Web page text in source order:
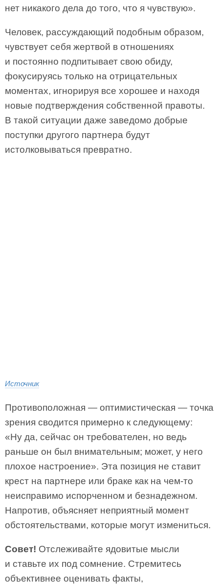
нет никакого дела до того, что я чувствую».
Человек, рассуждающий подобным образом,
чувствует себя жертвой в отношениях
и постоянно подпитывает свою обиду,
фокусируясь только на отрицательных
моментах, игнорируя все хорошее и находя
новые подтверждения собственной правоты.
В такой ситуации даже заведомо добрые
поступки другого партнера будут
истолковываться превратно.
Источник
Противоположная — оптимистическая — точка
зрения сводится примерно к следующему:
«Ну да, сейчас он требователен, но ведь
раньше он был внимательным; может, у него
плохое настроение». Эта позиция не ставит
крест на партнере или браке как на чем-то
неисправимо испорченном и безнадежном.
Напротив, объясняет неприятный момент
обстоятельствами, которые могут измениться.
Совет! Отслеживайте ядовитые мысли
и ставьте их под сомнение. Стремитесь
объективнее оценивать факты,